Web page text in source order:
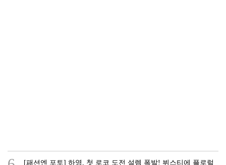
[패션엔 포토] 하영, 첫 로코 도전 설렘 폭발! 뷔스티에 플로럴